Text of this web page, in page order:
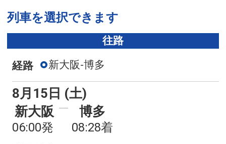
列車を選択できます
往路
経路 新大阪-博多
8月15日 (土)
新大阪
06:00発
博多
08:28着